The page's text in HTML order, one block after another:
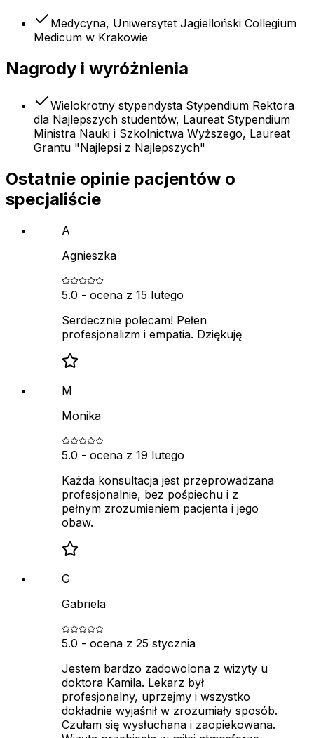
Medycyna, Uniwersytet Jagielloński Collegium
Medicum w Krakowie
Nagrody i wyróżnienia
Wielokrotny stypendysta Stypendium Rektora
dla Najlepszych studentów, Laureat Stypendium
Ministra Nauki i Szkolnictwa Wyższego, Laureat
Grantu "Najlepsi z Najlepszych"
Ostatnie opinie pacjentów o
specjaliście
A
Agnieszka
5.0 - ocena z 15 lutego
Serdecznie polecam! Pełen
profesjonalizm i empatia. Dziękuję
M
Monika
5.0 - ocena z 19 lutego
Każda konsultacja jest przeprowadzana
profesjonalnie, bez pośpiechu i z
pełnym zrozumieniem pacjenta i jego
obaw.
G
Gabriela
5.0 - ocena z 25 stycznia
Jestem bardzo zadowolona z wizyty u
doktora Kamila. Lekarz był
profesjonalny, uprzejmy i wszystko
dokładnie wyjaśnił w zrozumiały sposób.
Czułam się wysłuchana i zaopiekowana.